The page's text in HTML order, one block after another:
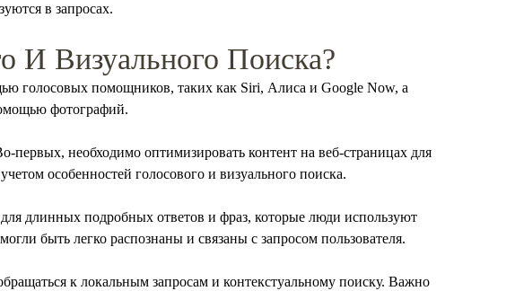
в запросах.
И Визуального Поиска?
голосовых помощников, таких как Siri, Алиса и Google Now, а
фотографий.
первых, необходимо оптимизировать контент на веб-страницах для
особенностей голосового и визуального поиска.
для длинных подробных ответов и фраз, которые люди используют
быть легко распознаны и связаны с запросом пользователя.
к локальным запросам и контекстуальному поиску. Важно